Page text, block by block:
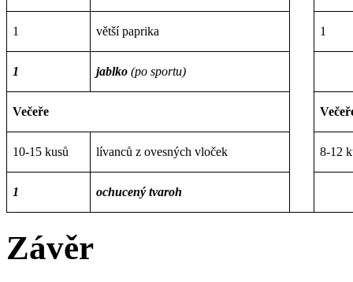
1 větší paprika 1
1 jablko (po sportu)
Večeře
10-15 kusů lívanců z ovesných vloček 8-12
1 ochucený tvaroh
Závěr